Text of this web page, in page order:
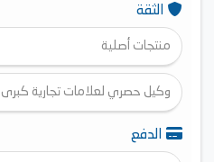
الثقة
منتجات أصلية
وكيل حصري لعلامات تجارية كبرى
الدفع